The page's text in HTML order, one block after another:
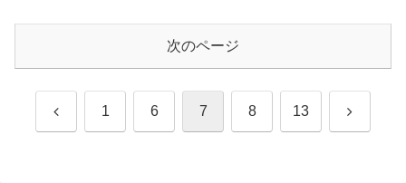
次のページ
前 1 6 7 8 13 次